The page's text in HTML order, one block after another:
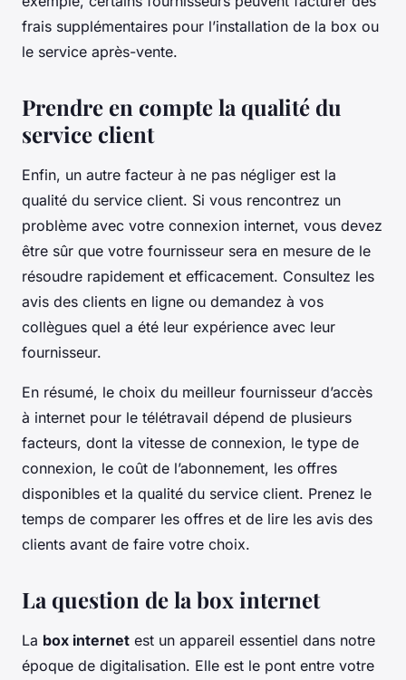
frais supplémentaires pour l’installation de la box ou
le service après-vente.
Prendre en compte la qualité du
service client
Enfin, un autre facteur à ne pas négliger est la
qualité du service client. Si vous rencontrez un
problème avec votre connexion internet, vous devez
être sûr que votre fournisseur sera en mesure de le
résoudre rapidement et efficacement. Consultez les
avis des clients en ligne ou demandez à vos
collègues quel a été leur expérience avec leur
fournisseur.
En résumé, le choix du meilleur fournisseur d’accès
à internet pour le télétravail dépend de plusieurs
facteurs, dont la vitesse de connexion, le type de
connexion, le coût de l’abonnement, les offres
disponibles et la qualité du service client. Prenez le
temps de comparer les offres et de lire les avis des
clients avant de faire votre choix.
La question de la box internet
La box internet est un appareil essentiel dans notre
époque de digitalisation. Elle est le pont entre votre